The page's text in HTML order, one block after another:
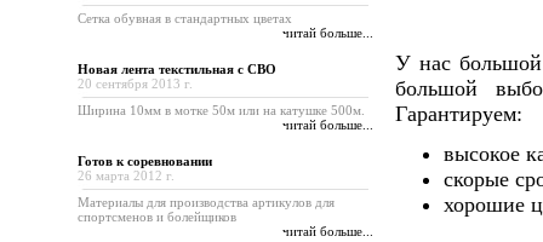
Сетка обувная в стандартных цветах
читай больше...
Новая лента текстильная с СВО
20 сентября 2013 г.
Ширина 10мм в мотке 50м или на катушке 500м.
читай больше...
Готов к cоревновании
26 марта 2012 г.
Материалы для производства артикулов для
спортсменов и болейщиков
читай больше...
У нас большой
большой
Гарантируем:
высокое
скорые
хорошие